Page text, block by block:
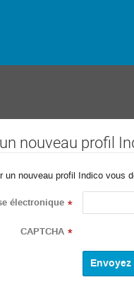
nouveau profil
un nouveau profil Indico vous
électronique *
CAPTCHA *